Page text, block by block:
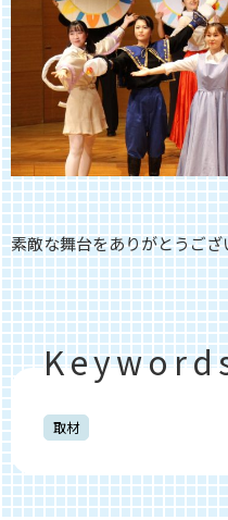
素敵な舞台をありがとうご
取材